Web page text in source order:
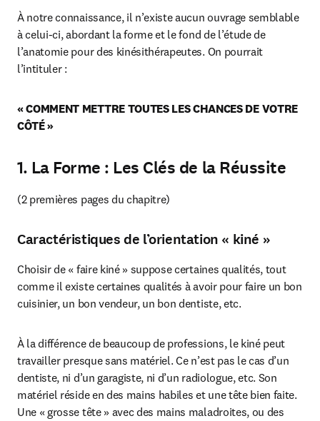
À notre connaissance, il n’existe aucun ouvrage semblable
à celui-ci, abordant la forme et le fond de l’étude de
l’anatomie pour des kinésithérapeutes. On pourrait
l’intituler :
« COMMENT METTRE TOUTES LES CHANCES DE VOTRE
CÔTÉ »
1. La Forme : Les Clés de la Réussite
(2 premières pages du chapitre)
Caractéristiques de l’orientation « kiné »
Choisir de « faire kiné » suppose certaines qualités, tout
comme il existe certaines qualités à avoir pour faire un bon
cuisinier, un bon vendeur, un bon dentiste, etc.
À la différence de beaucoup de professions, le kiné peut
travailler presque sans matériel. Ce n’est pas le cas d’un
dentiste, ni d’un garagiste, ni d’un radiologue, etc. Son
matériel réside en des mains habiles et une tête bien faite.
Une « grosse tête » avec des mains maladroites, ou des